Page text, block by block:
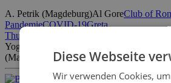
A. Petrik (Magdeburg)Al GoreClub of
PandemieCOVID-19Greta
Thunberg
Yogeshwar
(Marburg)
SozialkundeWertebildung
Diese Webseite
Wir verwenden Cookies,